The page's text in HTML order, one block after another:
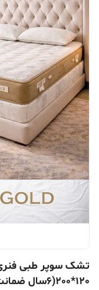
120*200(6سال ضمانت)